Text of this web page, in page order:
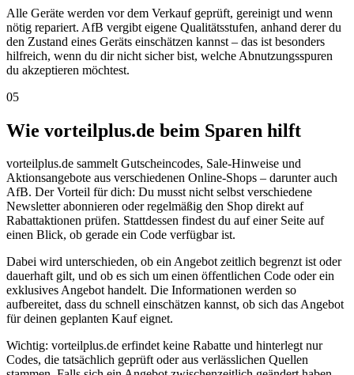
Alle Geräte werden vor dem Verkauf geprüft, gereinigt und wenn
nötig repariert. AfB vergibt eigene Qualitätsstufen, anhand derer du
den Zustand eines Geräts einschätzen kannst – das ist besonders
hilfreich, wenn du dir nicht sicher bist, welche Abnutzungsspuren
du akzeptieren möchtest.
05
Wie vorteilplus.de beim Sparen hilft
vorteilplus.de sammelt Gutscheincodes, Sale-Hinweise und
Aktionsangebote aus verschiedenen Online-Shops – darunter auch
AfB. Der Vorteil für dich: Du musst nicht selbst verschiedene
Newsletter abonnieren oder regelmäßig den Shop direkt auf
Rabattaktionen prüfen. Stattdessen findest du auf einer Seite auf
einen Blick, ob gerade ein Code verfügbar ist.
Dabei wird unterschieden, ob ein Angebot zeitlich begrenzt ist oder
dauerhaft gilt, und ob es sich um einen öffentlichen Code oder ein
exklusives Angebot handelt. Die Informationen werden so
aufbereitet, dass du schnell einschätzen kannst, ob sich das Angebot
für deinen geplanten Kauf eignet.
Wichtig: vorteilplus.de erfindet keine Rabatte und hinterlegt nur
Codes, die tatsächlich geprüft oder aus verlässlichen Quellen